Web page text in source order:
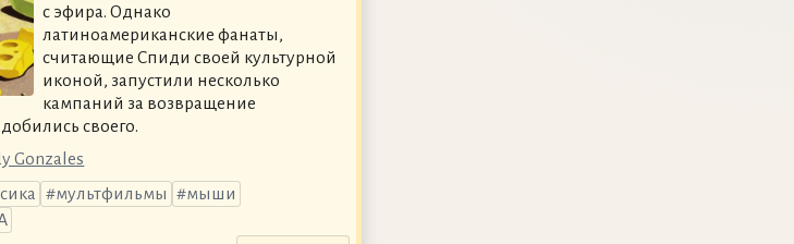
с эфира. Однако
латиноамериканские фанаты,
считающие Спиди своей культурной
иконой, запустили несколько
кампаний за возвращение
своего.
Gonzales
мультфильмы
мыши